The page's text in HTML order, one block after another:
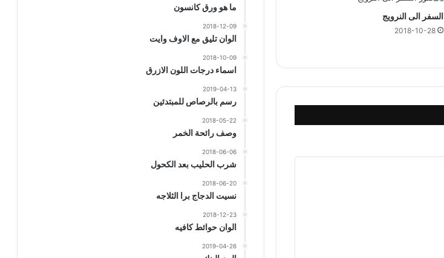
السفر الى النرويج
2018-10-28
ما هو ورق كانسون
2018-12-09
الوان تليق مع الاوف وايت
2018-10-09
اسماء درجات اللون الازرق
2019-04-13
رسم بالرصاص للمبتدئين
2018-05-22
وصف رائحة الخمر
2018-06-06
شرب الحليب بعد الكحول
2018-06-20
نسيت الدجاج برا الثلاجه
2018-12-23
الوان حوائط كافيه
2019-04-26